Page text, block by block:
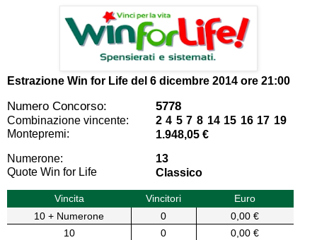
Estrazione Win for Life del 6 dicembre 2014 ore 21:00
Numero Concorso: 5778
Combinazione vincente:
2 4 5 7 8 14 15 16 17 19
Montepremi:
1.948,05 €
Numerone:
13
Quote Win for Life
Classico
Vincita Vincitori
Euro
10 + Numerone
0
0,00 €
10
0
0,00 €